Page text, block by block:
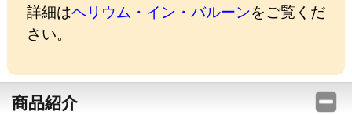
詳細はヘリウム・イン・バルーンをご覧くだ
さい。
商品紹介